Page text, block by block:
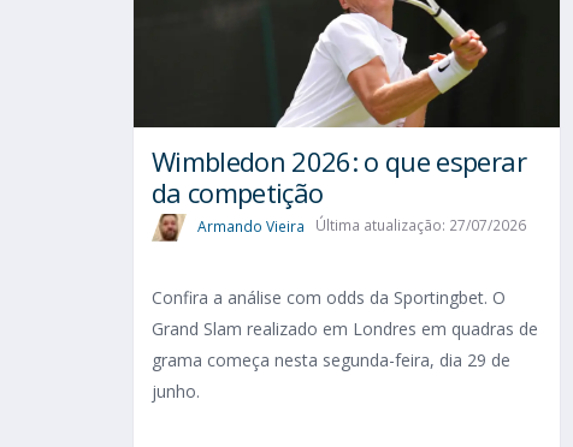
Wimbledon 2026: o que esperar
da competição
Armando Vieira Última atualização: 27/07/2026
Confira a análise com odds da Sportingbet. O
Grand Slam realizado em Londres em quadras de
grama começa nesta segunda-feira, dia 29 de
junho.